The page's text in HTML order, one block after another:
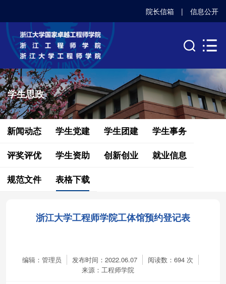
院长信箱 | 信息公开
学生思政
新闻动态 学生党建 学生团建
学生事务
评奖评优
学生资助 创新创业
就业信息
规范文件
表格下载
浙江大学工程师学院工体馆预约登记表
编辑：管理员 发布时间：2022.06.07 阅读数： 694 次
来源：工程师学院